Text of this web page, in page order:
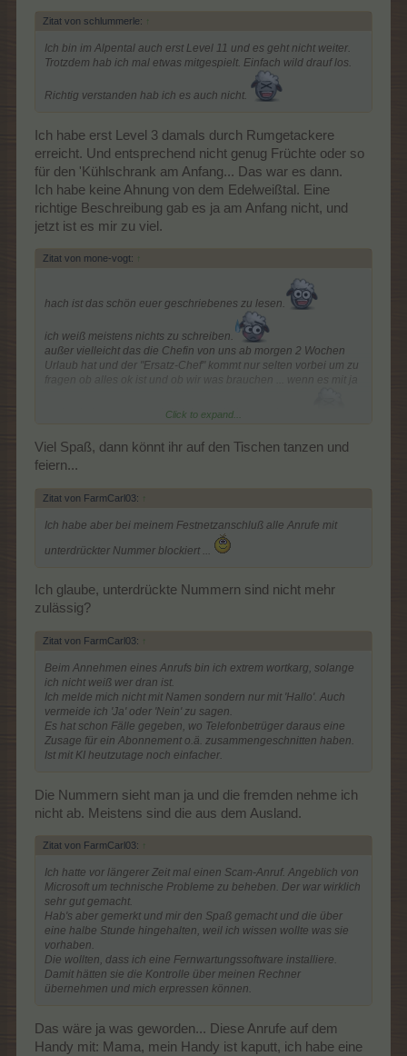
Zitat von schlummerle: ↑
Ich bin im Alpental auch erst Level 11 und es geht nicht weiter.
Trotzdem hab ich mal etwas mitgespielt. Einfach wild drauf los.
Richtig verstanden hab ich es auch nicht.
Ich habe erst Level 3 damals durch Rumgetackere
erreicht. Und entsprechend nicht genug Früchte oder so
für den 'Kühlschrank am Anfang... Das war es dann.
Ich habe keine Ahnung von dem Edelweißtal. Eine
richtige Beschreibung gab es ja am Anfang nicht, und
jetzt ist es mir zu viel.
Zitat von mone-vogt: ↑
hach ist das schön euer geschriebenes zu lesen.
ich weiß meistens nichts zu schreiben.
außer vielleicht das die Chefin von uns ab morgen 2 Wochen
Urlaub hat und der "Ersatz-Chef" kommt nur selten vorbei um zu
und nein beantwortet wird zieht er wieder von dannen.
Click to expand...
Viel Spaß, dann könnt ihr auf den Tischen tanzen und
feiern...
Zitat von FarmCarl03: ↑
Ich habe aber bei meinem Festnetzanschluß alle Anrufe mit
unterdrückter Nummer blockiert ...
Ich glaube, unterdrückte Nummern sind nicht mehr
zulässig?
Zitat von FarmCarl03: ↑
Beim Annehmen eines Anrufs bin ich extrem wortkarg, solange
ich nicht weiß wer dran ist.
Ich melde mich nicht mit Namen sondern nur mit 'Hallo'. Auch
vermeide ich 'Ja' oder 'Nein' zu sagen.
Es hat schon Fälle gegeben, wo Telefonbetrüger daraus eine
Zusage für ein Abonnement o.ä. zusammengeschnitten haben.
Ist mit KI heutzutage noch einfacher.
Die Nummern sieht man ja und die fremden nehme ich
nicht ab. Meistens sind die aus dem Ausland.
Zitat von FarmCarl03: ↑
Ich hatte vor längerer Zeit mal einen Scam-Anruf. Angeblich von
Microsoft um technische Probleme zu beheben. Der war wirklich
sehr gut gemacht.
Hab's aber gemerkt und mir den Spaß gemacht und die über
eine halbe Stunde hingehalten, weil ich wissen wollte was sie
vorhaben.
Die wollten, dass ich eine Fernwartungssoftware installiere.
Damit hätten sie die Kontrolle über meinen Rechner
übernehmen und mich erpressen können.
Das wäre ja was geworden... Diese Anrufe auf dem
Handy mit: Mama, mein Handy ist kaputt, ich habe eine